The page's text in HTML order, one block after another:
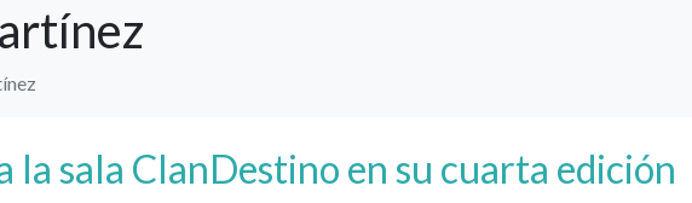
la sala ClanDestino en su cuarta edición